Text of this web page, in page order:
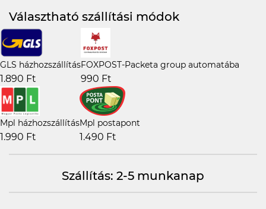
Választható szállítási módok
GLS házhozszállítás
1.890 Ft
FOXPOST-Packeta group automatába
990 Ft
Mpl házhozszállítás
1.990 Ft
Mpl postapont
1.490 Ft
Szállítás: 2-5 munkanap